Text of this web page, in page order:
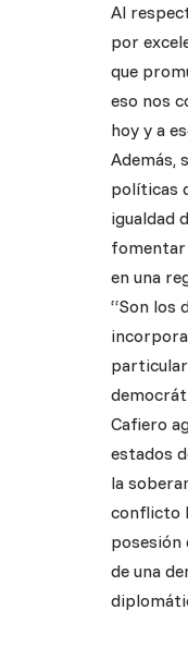
Al
por
que
eso nos
hoy y a
Además,
políticas
igualdad
fomentar
en una
“Son los
Cafiero
estados
la
conflicto
posesión
de una